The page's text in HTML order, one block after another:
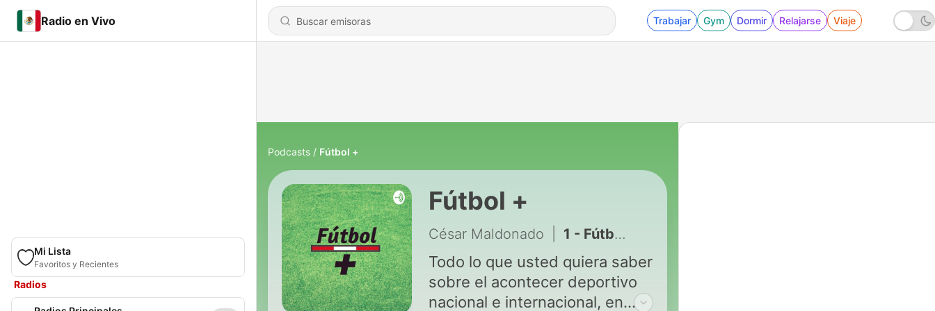
Radio en Vivo Trabajar Gym Dormir Relajarse Viaje
Mi Lista
Favoritos y Recientes
Radios
Podcasts Fútbol +
Fútbol +
César Maldonado 1 - Fútbol y Más - 03/07/20
Todo lo que usted quiera saber
sobre el acontecer deportivo
nacional e internacional, en